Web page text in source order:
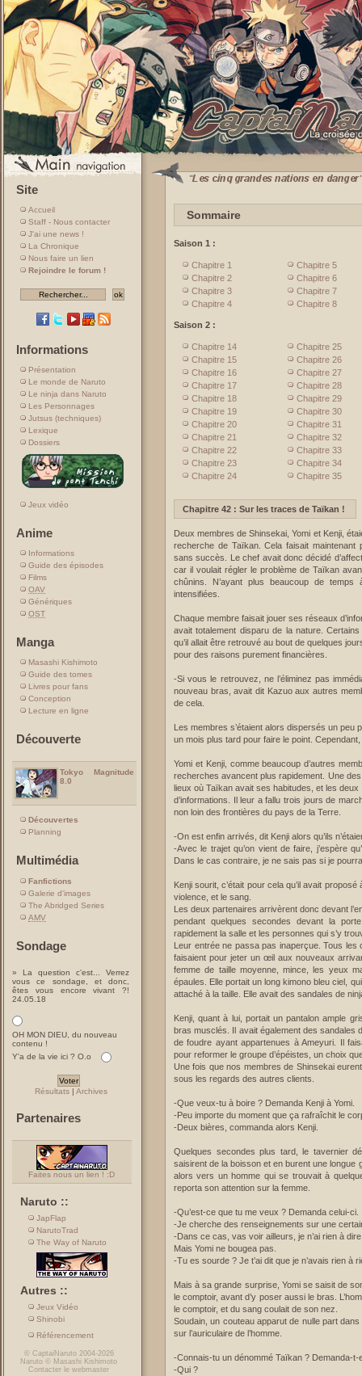
Site
Accueil
Staff - Nous contacter
J'ai une news !
La Chronique
Nous faire un lien
Rejoindre le forum !
Informations
Présentation
Le monde de Naruto
Le ninja dans Naruto
Les Personnages
Jutsus (techniques)
Lexique
Dossiers
Jeux vidéo
Anime
Informations
Guide des épisodes
Films
OAV
Génériques
OST
Manga
Masashi Kishimoto
Guide des tomes
Livres pour fans
Conception
Lecture en ligne
Découverte
Tokyo Magnitude
8.0
Découvertes
Planning
Multimédia
Fanfictions
Galerie d'images
The Abridged Series
AMV
Sondage
» La question c'est... Verrez
vous ce sondage, et donc,
êtes vous encore vivant ?!
24.05.18
OH MON DIEU, du nouveau
contenu !
Y'a de la vie ici ? O.o
Résultats| Archives
Partenaires
Faites nous un lien ! :D
Naruto ::
JapFlap
NarutoTrad
The Way of Naruto
Autres ::
Jeux Vidéo
Shinobi
Référencement
© CaptaiNaruto2004-2026
Naruto © Masashi Kishimoto
Contacter le webmaster
Sommaire
Saison 1 :
Chapitre 1
Chapitre 2
Chapitre 3
Chapitre 4
Chapitre 5
Chapitre 6
Chapitre 7
Chapitre 8
Saison 2 :
Chapitre 14
Chapitre 15
Chapitre 16
Chapitre 17
Chapitre 18
Chapitre 19
Chapitre 20
Chapitre 21
Chapitre 22
Chapitre 23
Chapitre 24
Chapitre 25
Chapitre 26
Chapitre 27
Chapitre 28
Chapitre 29
Chapitre 30
Chapitre 31
Chapitre 32
Chapitre 33
Chapitre 34
Chapitre 35
Chapitre 42 : Sur les traces de Taïkan !
Deux membres de Shinsekai, Yomi et Kenji,
recherche de Taïkan. Cela faisait maintenant
sans succès. Le chef avait donc décidé
car il voulait régler le problème de Taïkan
chûnins. N’ayant plus beaucoup de
intensifiées.
Chaque membre faisait jouer ses réseaux
avait totalement disparu de la nature.
qu’il allait être retrouvé au bout de quelques
pour des raisons purement financières.
-Si vous le retrouvez, ne l’éliminez pas
nouveau bras, avait dit Kazuo aux autres
de cela.
Les membres s’étaient alors dispersés un
un mois plus tard pour faire le point.
Yomi et Kenji, comme beaucoup d’autres
recherches avancent plus rapidement. Une
lieux où Taïkan avait ses habitudes, et les
d’informations. Il leur a fallu trois jours de
non loin des frontières du pays de la Terre.
-On est enfin arrivés, dit Kenji alors qu’ils
-Avec le trajet qu’on vient de faire, j’espère
Dans le cas contraire, je ne sais pas si je
Kenji sourit, c’était pour cela qu’il avait
violence, et le sang.
Les deux partenaires arrivèrent donc devant
pendant quelques secondes devant la
rapidement la salle et les personnes qui s’y
Leur entrée ne passa pas inaperçue. Tous les
faisaient pour jeter un œil aux nouveaux
femme de taille moyenne, mince, les yeux
épaules. Elle portait un long kimono bleu ciel,
attaché à la taille. Elle avait des sandales de
Kenji, quant à lui, portait un pantalon ample
bras musclés. Il avait également des sandales
de foudre ayant appartenues à Ameyuri. Il
pour reformer le groupe d’épéistes, un choix
Une fois que nos membres de Shinsekai
sous les regards des autres clients.
-Que veux-tu à boire ? Demanda Kenji à Yomi.
-Peu importe du moment que ça rafraîchit le
-Deux bières, commanda alors Kenji.
Quelques secondes plus tard, le tavernier
saisirent de la boisson et en burent une longue
alors vers un homme qui se trouvait à
reporta son attention sur la femme.
-Qu’est-ce que tu me veux ? Demanda celui-ci.
-Je cherche des renseignements sur une
-Dans ce cas, vas voir ailleurs, je n’ai rien à
Mais Yomi ne bougea pas.
-Tu es sourde ? Je t’ai dit que je n’avais rien à
Mais à sa grande surprise, Yomi se saisit de
le comptoir, avant d’y poser aussi le bras.
le comptoir, et du sang coulait de son nez.
Soudain, un couteau apparut de nulle part
sur l’auriculaire de l’homme.
-Connais-tu un dénommé Taïkan ? Demanda-t-
-Qui ?